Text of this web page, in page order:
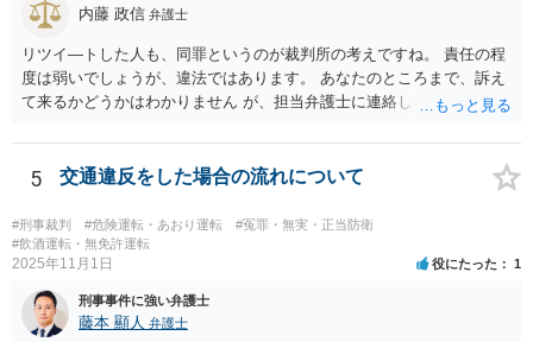
への該当を心配なされているのではないかと推察致します。 ご投稿
内容からは「前方の車との車間距離が近くなって暫く走行してしまい
ました。」の「暫く」がどの程度の走行時間•距離なのかが定かではあ
りませんが、「他の車両等の通行を妨害する目的」まで認定できるか
疑義があるところです。 また、走行中における一時点で撮影された
るところです。 仮に警察に相談された場合でも、必ずしも立件まで
留まる可能性もあるように思われます。 もし、刑事責任を問われそ
うな話に発展しそうになったら、お住まいの地域等の弁護士に直接相
談なされればよろしいかと思います。
内藤 政信 弁護士
リツイ―トした人も、同罪というのが裁判所の考えですね。 責任の程
度は弱いでしょうが、違法ではあります。 あなたのところまで、訴え
て来るかどうかはわかりません が、担当弁護士に連絡して、謝罪して
5 交通違反をした場合の流れについて
#刑事裁判 #危険運転・あおり運転
#冤罪・無実・正当防衛
#飲酒運転・無免許運転
2025年11月1日 役にたった 1
刑事事件に強い弁護士
藤本 顯人 弁護士